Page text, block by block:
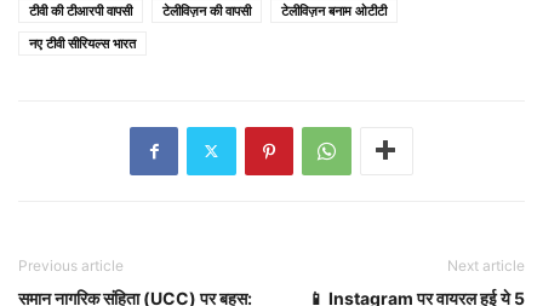
टीवी की टीआरपी वापसी
टेलीविज़न की वापसी
टेलीविज़न बनाम ओटीटी
नए टीवी सीरियल्स भारत
Previous article
समान नागरिक संहिता (UCC) पर बहस:
Next article
📱 Instagram पर वायरल हुई ये 5